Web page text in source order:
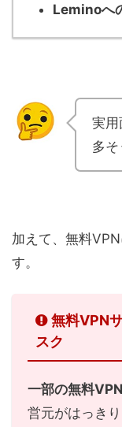
Leminoへ
実用
多
加えて、無料
す。
無料VPN
スク
一部の無料
営元がはっき